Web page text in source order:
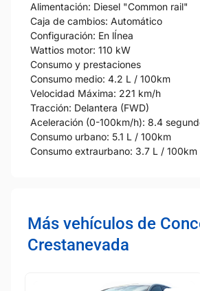
Alimentación: Diesel "Common rail"
Caja de cambios: Automático
Configuración: En lÍnea
Wattios motor: 110 kW
Consumo y prestaciones
Consumo medio: 4.2 L / 100km
Velocidad Máxima: 221 km/h
Tracción: Delantera (FWD)
Aceleración (0-100km/h): 8.4
Consumo urbano: 5.1 L / 100km
Consumo extraurbano: 3.7 L / 100km
Más vehículos de
Crestanevada